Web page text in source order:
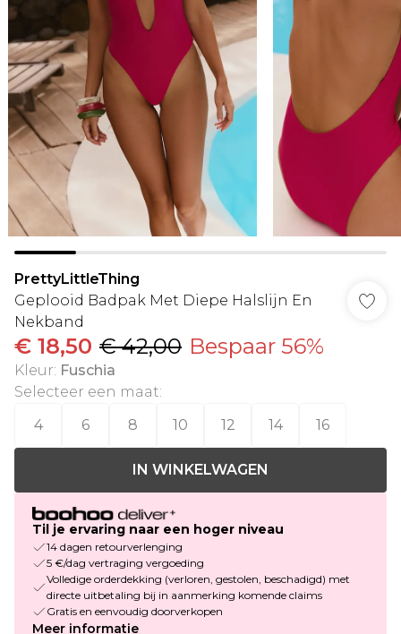
PrettyLittleThing
Geplooid Badpak Met Diepe Halslijn En
Nekband
€ 18,50 € 42,00 Bespaar 56%
Kleur: Fuschia
Selecteer een maat:
4
6 8 10 12 14 16
IN WINKELWAGEN
Til je ervaring naar een hoger niveau
14 dagen retourverlenging
5 €/dag vertraging vergoeding
Volledige orderdekking (verloren, gestolen, beschadigd) met
directe uitbetaling bij in aanmerking komende claims
Gratis en eenvoudig doorverkopen
Meer informatie